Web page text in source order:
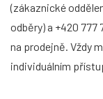
(zákaznické
odběry) a +420 777
na prodejně. Vždy
individuálním